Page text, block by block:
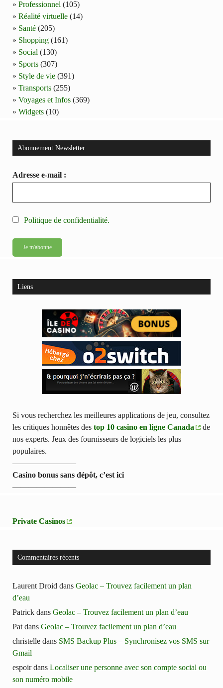
Professionnel (105)
Réalité virtuelle (14)
Santé (205)
Shopping (161)
Social (130)
Sports (307)
Style de vie (391)
Transports (255)
Voyages et Infos (369)
Widgets (10)
Abonnement Newsletter
Adresse e-mail :
Politique de confidentialité.
Liens
Si vous recherchez les meilleures applications de jeu, consultez
les critiques honnêtes des top 10 casino en ligne Canada
de
nos experts. Jeux des fournisseurs de logiciels les plus
populaires.
————————
Casino bonus sans dépôt, c’est ici
————————
Private Casinos
Commentaires récents
Laurent Droid dans Geolac – Trouvez facilement un plan
d’eau
Patrick dans Geolac – Trouvez facilement un plan d’eau
Pat dans Geolac – Trouvez facilement un plan d’eau
christelle dans SMS Backup Plus – Synchronisez vos SMS sur
Gmail
espoirdans Localiser une personne avec son compte social ou
son numéro mobile